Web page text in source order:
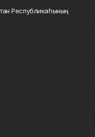
Республикаһының